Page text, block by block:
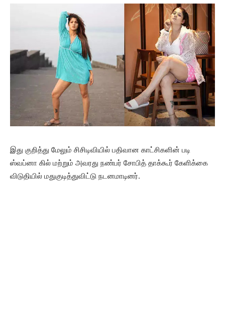
இது குறித்து மேலும் சிசிடிவியில் பதிவான காட்சிகளின் படி
ஸ்வப்னா கில் மற்றும் அவரது நண்பர் சோபித் தாக்கூர் கேளிக்கை
விடுதியில் மதுகுடித்துவிட்டு நடனமாடினர்.